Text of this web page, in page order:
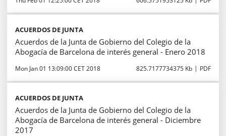
ACUERDOS DE JUNTA
Acuerdos de la Junta de Gobierno del Colegio de la
Abogacía de Barcelona de interés general - Enero 2018
Mon Jan 01 13:09:00 CET 2018 825.7177734375 Kb PDF
ACUERDOS DE JUNTA
Acuerdos de la Junta de Gobierno del Colegio de la
Abogacía de Barcelona de interés general - Diciembre
2017